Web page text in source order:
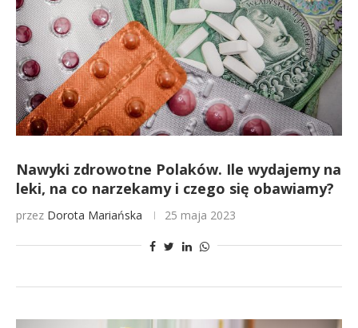
Nawyki zdrowotne Polaków. Ile wydajemy na
leki, na co narzekamy i czego się obawiamy?
przez Dorota Mariańska 25 maja 2023